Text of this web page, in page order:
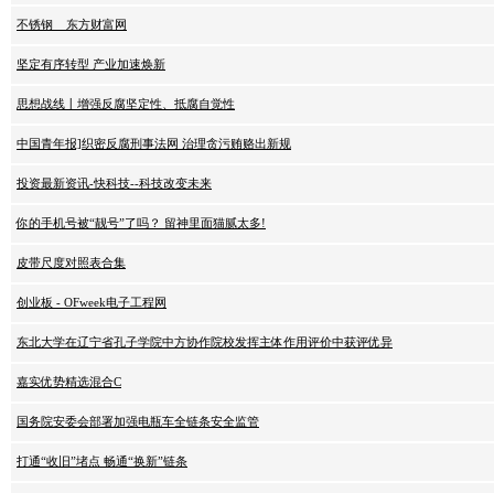
不锈钢 _ 东方财富网
坚定有序转型 产业加速焕新
思想战线丨增强反腐坚定性、抵腐自觉性
中国青年报]织密反腐刑事法网 治理贪污贿赂出新规
投资最新资讯-快科技--科技改变未来
你的手机号被“靓号”了吗？ 留神里面猫腻太多!
皮带尺度对照表合集
创业板 - OFweek电子工程网
东北大学在辽宁省孔子学院中方协作院校发挥主体作用评价中获评优异
嘉实优势精选混合C
国务院安委会部署加强电瓶车全链条安全监管
打通“收旧”堵点 畅通“换新”链条